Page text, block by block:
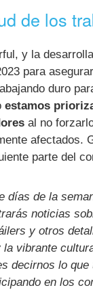
de los
y la
para
duro
estamos
al no
afectados.
parte del
días de la
noticias
y otros
vibrante
decirnos lo
en los